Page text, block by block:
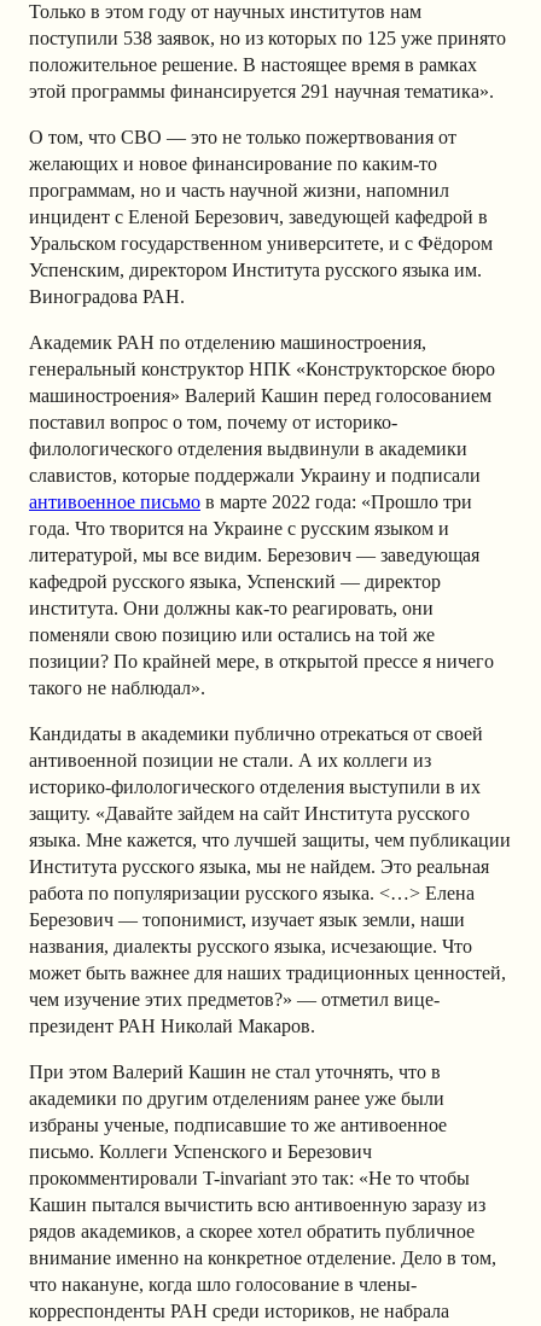
Только в этом году от научных институтов нам
поступили 538 заявок, но из которых по 125 уже принято
положительное решение. В настоящее время в рамках
этой программы финансируется 291 научная тематика».
О том, что СВО — это не только пожертвования от
желающих и новое финансирование по каким-то
программам, но и часть научной жизни, напомнил
инцидент с Еленой Березович, заведующей кафедрой в
Уральском государственном университете, и с Фёдором
Успенским, директором Института русского языка им.
Виноградова РАН.
Академик РАН по отделению машиностроения,
генеральный конструктор НПК «Конструкторское бюро
машиностроения» Валерий Кашин перед голосованием
поставил вопрос о том, почему от историко-
филологического отделения выдвинули в академики
славистов, которые поддержали Украину и подписали
антивоенное письмо в марте 2022 года: «Прошло три
года. Что творится на Украине с русским языком и
литературой, мы все видим. Березович — заведующая
кафедрой русского языка, Успенский — директор
института. Они должны как-то реагировать, они
поменяли свою позицию или остались на той же
позиции? По крайней мере, в открытой прессе я ничего
такого не наблюдал».
Кандидаты в академики публично отрекаться от своей
антивоенной позиции не стали. А их коллеги из
историко-филологического отделения выступили в их
защиту. «Давайте зайдем на сайт Института русского
языка. Мне кажется, что лучшей защиты, чем публикации
Института русского языка, мы не найдем. Это реальная
работа по популяризации русского языка. <…> Елена
Березович — топонимист, изучает язык земли, наши
названия, диалекты русского языка, исчезающие. Что
может быть важнее для наших традиционных ценностей,
чем изучение этих предметов?» — отметил вице-
президент РАН Николай Макаров.
При этом Валерий Кашин не стал уточнять, что в
академики по другим отделениям ранее уже были
избраны ученые, подписавшие то же антивоенное
письмо. Коллеги Успенского и Березович
прокомментировали T-invariant это так: «Не то чтобы
Кашин пытался вычистить всю антивоенную заразу из
рядов академиков, а скорее хотел обратить публичное
внимание именно на конкретное отделение. Дело в том,
что накануне, когда шло голосование в члены-
корреспонденты РАН среди историков, не набрала